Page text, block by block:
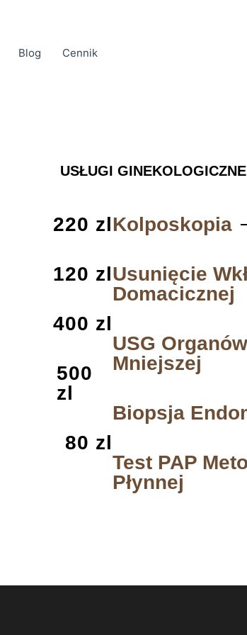
Blog Cennik
USŁUGI GINEKOLOGICZNE
220 zl
120 zl
400 zl
500
zl
80 zl
Kolposkopia
Usunięcie
Domacicznej
USG
Mniejszej
Biopsja
Test PAP
Płynnej